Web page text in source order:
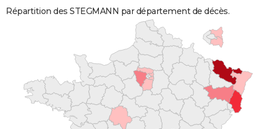
Répartition des STEGMANN par département de décès.